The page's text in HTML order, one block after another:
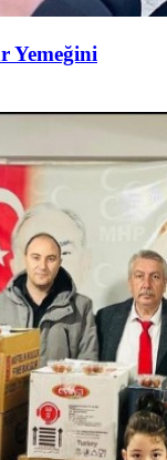
Yemeğini